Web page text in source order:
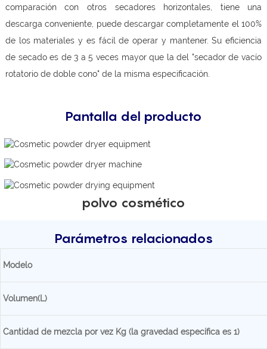
comparación con otros secadores horizontales, tiene una
descarga conveniente, puede descargar completamente el 100%
de los materiales y es fácil de operar y mantener. Su eficiencia
de secado es de 3 a 5 veces mayor que la del "secador de vacío
rotatorio de doble cono" de la misma especificación.
Pantalla del producto
polvo cosmético
Parámetros relacionados
Modelo
Volumen(L)
Cantidad de mezcla por vez Kg (la gravedad específica es 1)